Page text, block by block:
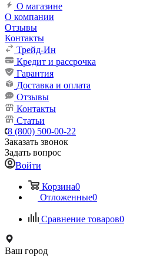
О магазине
О компании
Отзывы
Контакты
Трейд-Ин
Кредит и рассрочка
Гарантия
Доставка и оплата
Отзывы
Контакты
Статьи
8 (800) 500-00-22
Заказать звонок
Задать вопрос
Войти
Корзина0
Отложенные0
Сравнение товаров0
Ваш город